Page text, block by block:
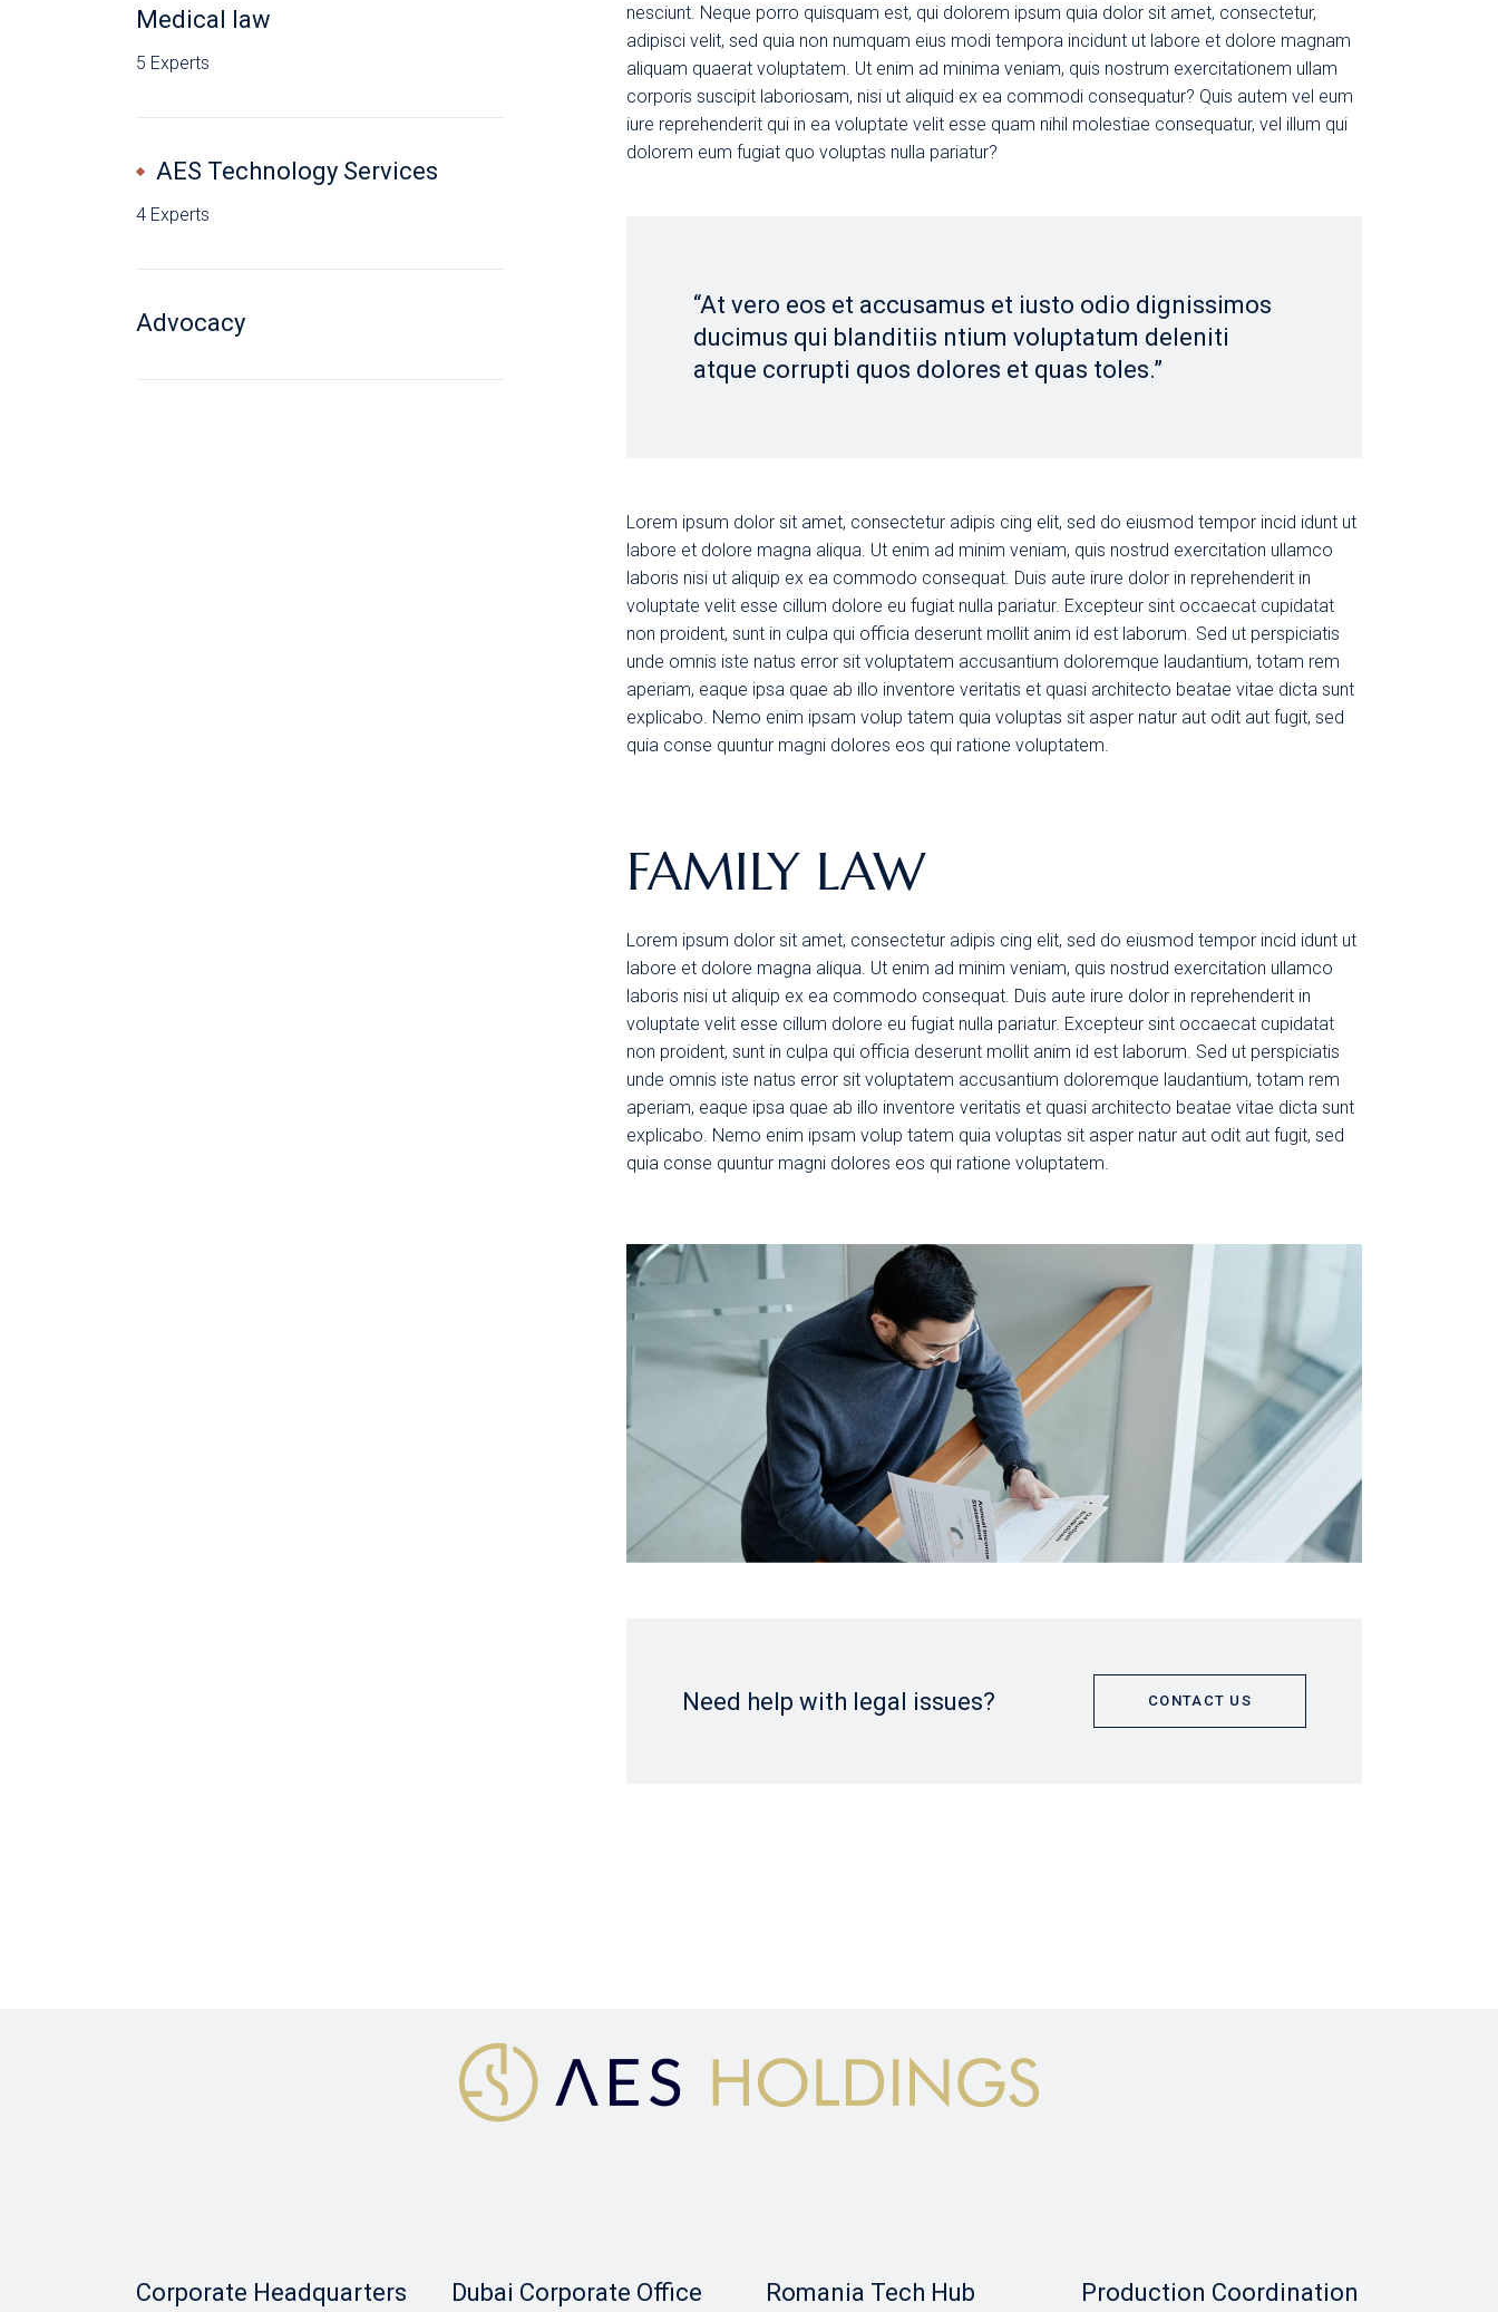
nesciunt. Neque porro quisquam est, qui dolorem ipsum quia dolor sit amet, consectetur,
adipisci velit, sed quia non numquam eius modi tempora incidunt ut labore et dolore magnam
aliquam quaerat voluptatem. Ut enim ad minima veniam, quis nostrum exercitationem ullam
corporis suscipit laboriosam, nisi ut aliquid ex ea commodi consequatur? Quis autem vel eum
iure reprehenderit qui in ea voluptate velit esse quam nihil molestiae consequatur, vel illum qui
dolorem eum fugiat quo voluptas nulla pariatur?
“At vero eos et accusamus et iusto odio dignissimos
ducimus qui blanditiis ntium voluptatum deleniti
atque corrupti quos dolores et quas toles.”
Lorem ipsum dolor sit amet, consectetur adipis cing elit, sed do eiusmod tempor incid idunt ut
labore et dolore magna aliqua. Ut enim ad minim veniam, quis nostrud exercitation ullamco
laboris nisi ut aliquip ex ea commodo consequat. Duis aute irure dolor in reprehenderit in
voluptate velit esse cillum dolore eu fugiat nulla pariatur. Excepteur sint occaecat cupidatat
non proident, sunt in culpa qui officia deserunt mollit anim id est laborum. Sed ut perspiciatis
unde omnis iste natus error sit voluptatem accusantium doloremque laudantium, totam rem
aperiam, eaque ipsa quae ab illo inventore veritatis et quasi architecto beatae vitae dicta sunt
explicabo. Nemo enim ipsam volup tatem quia voluptas sit asper natur aut odit aut fugit, sed
quia conse quuntur magni dolores eos qui ratione voluptatem.
FAMILY LAW
Lorem ipsum dolor sit amet, consectetur adipis cing elit, sed do eiusmod tempor incid idunt ut
labore et dolore magna aliqua. Ut enim ad minim veniam, quis nostrud exercitation ullamco
laboris nisi ut aliquip ex ea commodo consequat. Duis aute irure dolor in reprehenderit in
voluptate velit esse cillum dolore eu fugiat nulla pariatur. Excepteur sint occaecat cupidatat
non proident, sunt in culpa qui officia deserunt mollit anim id est laborum. Sed ut perspiciatis
unde omnis iste natus error sit voluptatem accusantium doloremque laudantium, totam rem
aperiam, eaque ipsa quae ab illo inventore veritatis et quasi architecto beatae vitae dicta sunt
explicabo. Nemo enim ipsam volup tatem quia voluptas sit asper natur aut odit aut fugit, sed
quia conse quuntur magni dolores eos qui ratione voluptatem.
Need help with legal issues? CONTACT US
Medical law
5 Experts
AES Technology Services
4 Experts
Advocacy
Corporate Headquarters Dubai Corporate Office Romania Tech Hub
Production Coordination